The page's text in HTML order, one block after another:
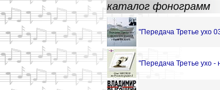
каталог фонограмм
"Передача Третье ухо
"Передача Третье ухо